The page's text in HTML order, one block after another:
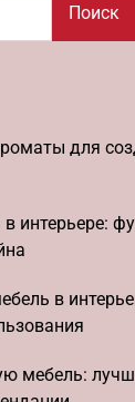
Поиск
для
интерьере:
в
мебель: